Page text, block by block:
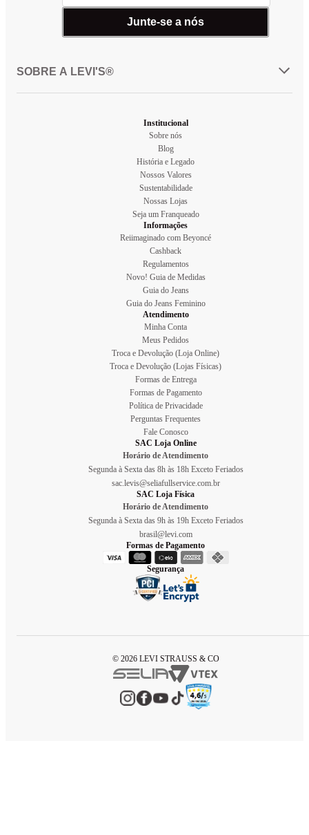
Junte-se a nós
SOBRE A LEVI'S®
Institucional
Sobre nós
Blog
História e Legado
Nossos Valores
Sustentabilidade
Nossas Lojas
Seja um Franqueado
Informações
Reiimaginado com Beyoncé
Cashback
Regulamentos
Novo! Guia de Medidas
Guia do Jeans
Guia do Jeans Feminino
Atendimento
Minha Conta
Meus Pedidos
Troca e Devolução (Loja Online)
Troca e Devolução (Lojas Físicas)
Formas de Entrega
Formas de Pagamento
Política de Privacidade
Perguntas Frequentes
Fale Conosco
SAC Loja Online
Horário de Atendimento
Segunda à Sexta das 8h às 18h Exceto Feriados
sac.levis@seliafullservice.com.br
SAC Loja Física
Horário de Atendimento
Segunda à Sexta das 9h às 19h Exceto Feriados
brasil@levi.com
Formas de Pagamento
Segurança
© 2026 LEVI STRAUSS & CO